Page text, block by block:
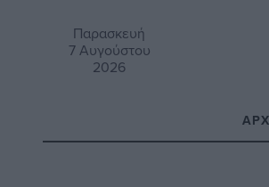
Παρασκευή
7 Αυγούστου
2026